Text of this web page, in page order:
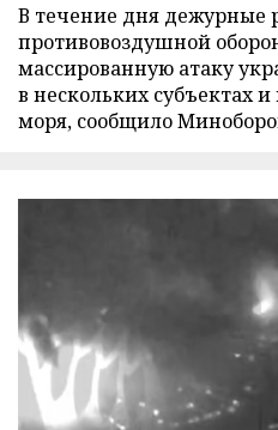
В течение дня дежурные
противовоздушной
массированную атаку
в нескольких субъектах
моря, сообщило